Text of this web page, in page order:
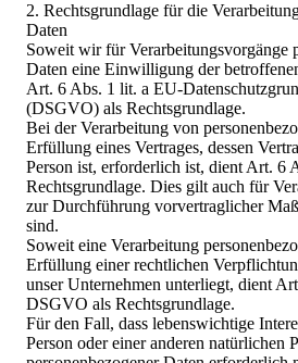
2. Rechtsgrundlage für die
Daten
Soweit wir für Verarbeitungsvorgänge
Daten eine Einwilligung der
Art. 6 Abs. 1 lit. a EU-
(DSGVO) als Rechtsgrundlage.
Bei der Verarbeitung von
Erfüllung eines Vertrages, dessen
Person ist, erforderlich ist, dient Art. 6
Rechtsgrundlage. Dies gilt auch für
zur Durchführung vorvertraglicher
sind.
Soweit eine Verarbeitung
Erfüllung einer rechtlichen
unser Unternehmen unterliegt, dient
DSGVO als Rechtsgrundlage.
Für den Fall, dass lebenswichtige
Person oder einer anderen natürlichen